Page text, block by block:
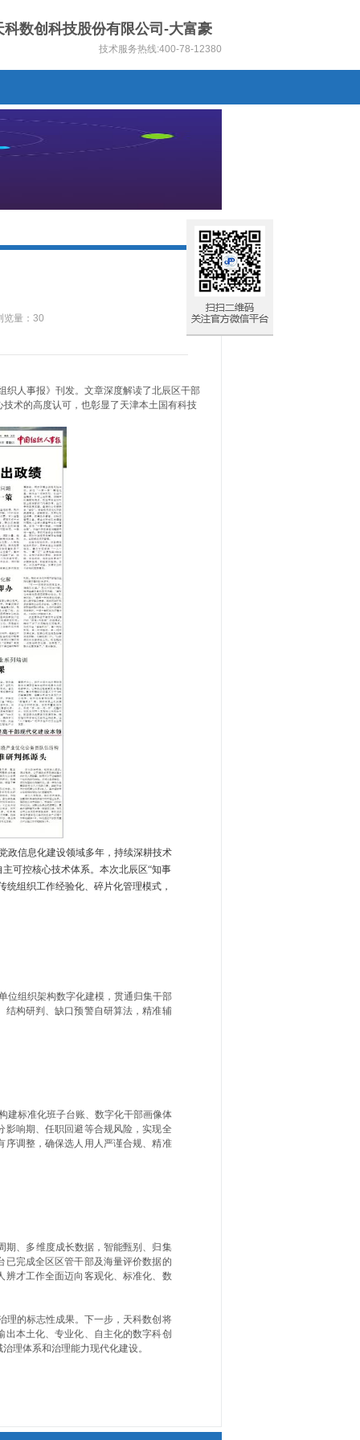
数创科技股份有限公司-大富豪
技术服务热线:400-78-12380
览量：30
人事报》刊发。文章深度解读了北辰区干部
术的高度认可，也彰显了天津本土国有科技
政信息化建设领域多年，持续深耕技术
可控核心技术体系。本次北辰区“知事
组织工作经验化、碎片化管理模式，
位组织架构数字化建模，贯通归集干部
结构研判、缺口预警自研算法，精准辅
建标准化班子台账、数字化干部画像体
影响期、任职回避等合规风险，实现全
序调整，确保选人用人严谨合规、精准
、多维度成长数据，智能甄别、归集
已完成全区区管干部及海量评价数据的
辨才工作全面迈向客观化、标准化、数
理的标志性成果。下一步，天科数创将
本土化、专业化、自主化的数字科创
理体系和治理能力现代化建设。